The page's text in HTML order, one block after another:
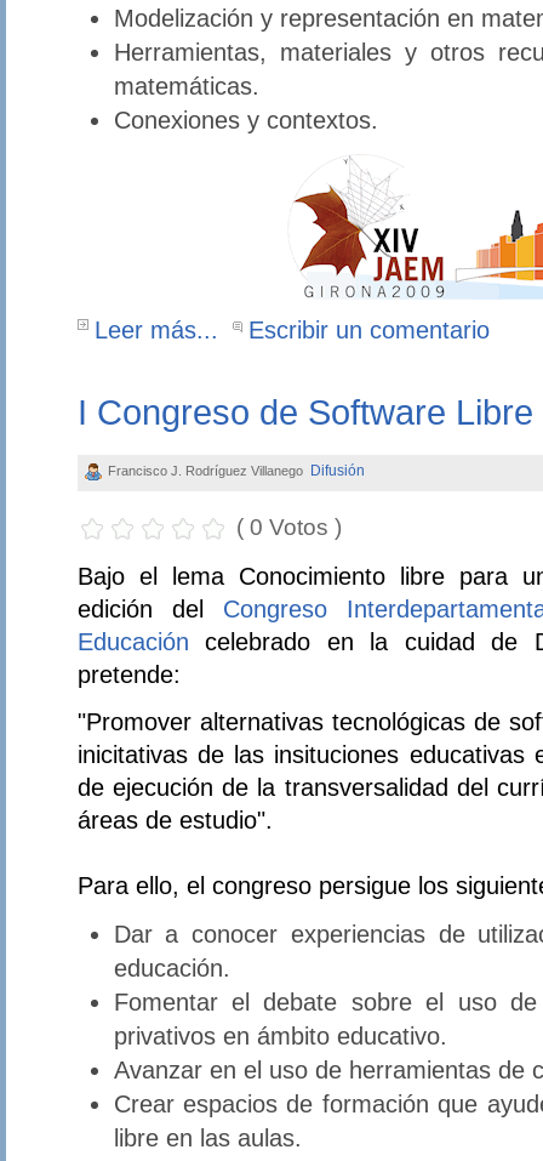
Modelización y representación en
Herramientas, materiales y otros
matemáticas.
Conexiones y contextos.
Leer más... Escribir un comentario
I Congreso de Software
Francisco J. Rodríguez Villanego Difusión
( 0 Votos )
Bajo el lema Conocimiento libre para
edición del Congreso
Educación celebrado en la cuidad de
pretende:
"Promover alternativas tecnológicas de
inicitativas de las insituciones educativas
de ejecución de la transversalidad del
áreas de estudio".
Para ello, el congreso persigue los
Dar a conocer experiencias de
educación.
Fomentar el debate sobre el uso
privativos en ámbito educativo.
Avanzar en el uso de herramientas de
Crear espacios de formación que
libre en las aulas.